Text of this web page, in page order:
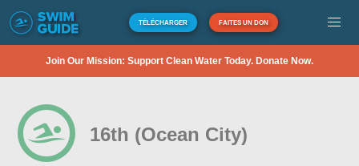
TÉLÉCHARGER FAITES UN DON
Join Our Mission: Support Clean Water Today. Donate Now.
16th (Ocean City)